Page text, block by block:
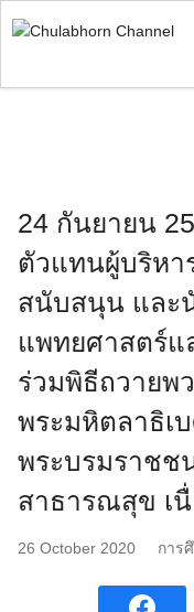
to
24 กันยายน
ตัวแทนผู้บริหา
สนับสนุน และ
แพทยศาสตร์แ
ร่วมพิธีถวายพ
พระมหิตลาธิเ
พระบรมราชช
สาธารณสุข เ
26 October 2020 การ